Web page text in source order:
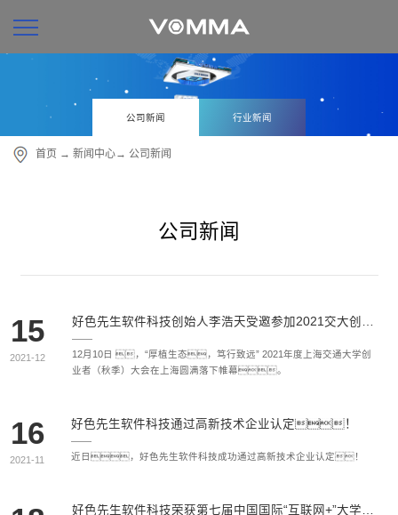
公司新闻 行业新闻
首页 → 新闻中心→ 公司新闻
公司新闻
15
2021-12
好色先生软件科技创始人李浩天受邀参加2021交大创业者（秋季）大会
12月10日 ，“厚植生态，笃行致远” 2021年度上海交通大学创
业者（秋季）大会在上海圆满落下帷幕。
16
2021-11
好色先生软件科技通过高新技术企业认定！
近日，好色先生软件科技成功通过高新技术企业认定！
好色先生软件科技荣获第七届中国国际“互联网+”大学生创新创业大赛银奖